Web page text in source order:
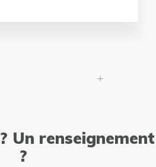
Un renseignement
?